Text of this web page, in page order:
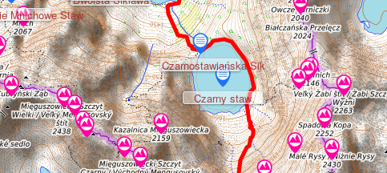
Czarny staw
Mnichowe Staw
Czarnostawiańska Sik